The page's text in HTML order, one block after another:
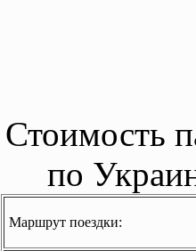
Стоимость
по
Маршрут поездки: